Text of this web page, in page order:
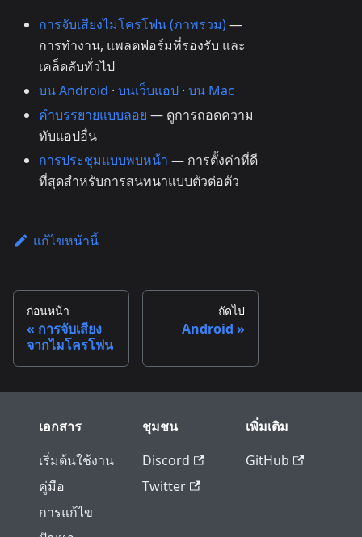
การจับเสียงไมโครโฟน (ภาพรวม)—
การทำงาน, แพลตฟอร์มที่รองรับ และ
เคล็ดลับทั่วไป
บน Android · บนเว็บแอป · บน Mac
คำบรรยายแบบลอย — ดูการถอดความ
ทับแอปอื่น
การประชุมแบบพบหน้า — การตั้งค่าที่ดี
ที่สุดสำหรับการสนทนาแบบตัวต่อตัว
แก้ไขหน้านี้
ก่อนหน้า
การจับเสียง
จากไมโครโฟน
ถัดไป
Android
เอกสาร
เริ่มต้นใช้งาน
คู่มือ
การแก้ไข
ชุมชน
Discord
Twitter
เพิ่มเติม
GitHub